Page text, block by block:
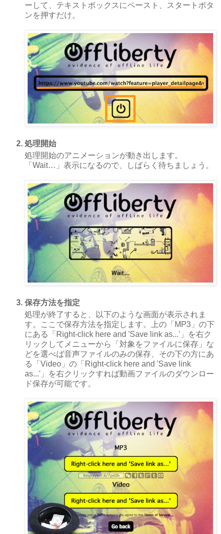
ーして、テキストボックスにペースト、スタートボタ
ンを押すだけ。
処理開始
処理開始のアニメーションが動き出します。
「Wait…」表示になるので、しばらく待ちましょう。
保存方法を指定
処理が終了すると、以下のような画面が表示されま
す。ここで保存方法を指定します。上の「MP3」の下
にある「Right-click here and 'Save link as...'」を右ク
リックしてメニューから「対象をファイルに保存」な
どを選べば音声ファイルのみの保存、その下の方にあ
る「Video」の「Right-click here and 'Save link
as...'」を右クリックすれば動画ファイルのダウンロー
ド保存が可能です。